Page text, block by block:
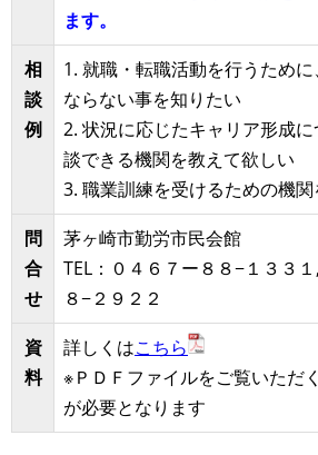
ます。
相
談
例
1. 就職・転職活動を行うため
ならない事を知りたい
2. 状況に応じたキャリア形成
談できる機関を教えて欲しい
3. 職業訓練を受けるための機
問
合
せ
茅ヶ崎市勤労市民会館
TEL：０４６７ー８８−１３３
８−２９２２
資
料
詳しくはこちら
※ＰＤＦファイルをご覧いただ
が必要となります